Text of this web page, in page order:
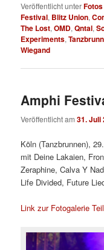
Veröffentlicht unter
Festival, Blitz Union,
The Lost,OMD,Qntal,
Experiments,
Wiegand
Amphi
Veröffentlicht am31. Juli
Köln (Tanzbrunnen),
mit Deine Lakaien,
Zeraphine, Calva Y
Life Divided, Future
Link zur Fotogalerie